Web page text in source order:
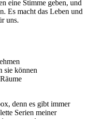
eine Stimme geben, und
Es macht das Leben und
uns.
sie können
denn es gibt immer
Serien meiner